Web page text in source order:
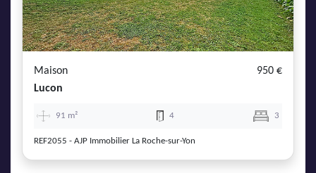
Maison
950 €
Lucon
91 m² 4 3
REF2055 - AJP Immobilier La Roche-sur-Yon